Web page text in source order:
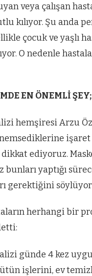
veya çalışan
kılıyor. Şu anda
çocuk ve yaşlı
O nedenle
EN ÖNEMLİ
hemşiresi Arzu
işaret
ediyoruz.
bunları yaptığı
gerektiğini
herhangi bir
günde 4 kez
işlerini, ev
nüfusu
yılında